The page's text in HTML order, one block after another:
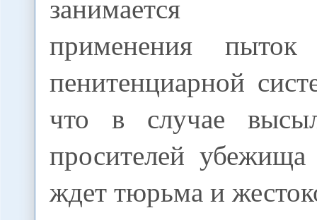
занимается
применения
пенитенциарной
что в случае
просителей
ждет тюрьма и